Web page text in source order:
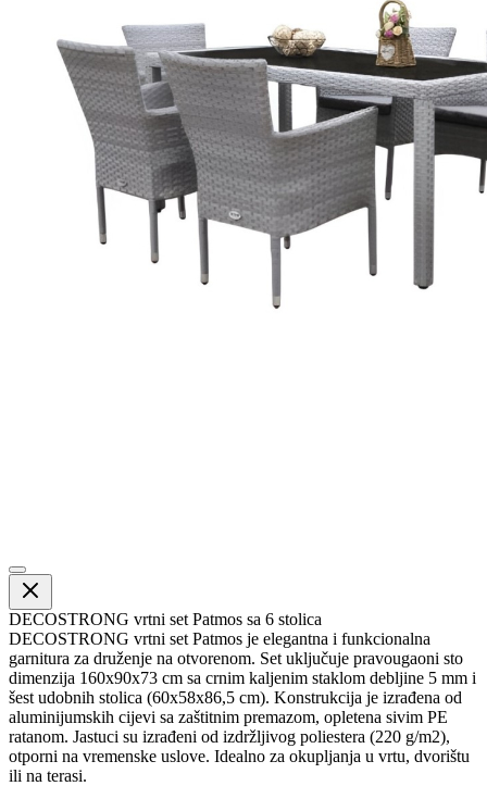
DECOSTRONG vrtni set Patmos sa 6 stolica
DECOSTRONG vrtni set Patmos je elegantna i funkcionalna
garnitura za druženje na otvorenom. Set uključuje pravougaoni sto
dimenzija 160x90x73 cm sa crnim kaljenim staklom debljine 5 mm i
šest udobnih stolica (60x58x86,5 cm). Konstrukcija je izrađena od
aluminijumskih cijevi sa zaštitnim premazom, opletena sivim PE
ratanom. Jastuci su izrađeni od izdržljivog poliestera (220 g/m2),
otporni na vremenske uslove. Idealno za okupljanja u vrtu, dvorištu
ili na terasi.